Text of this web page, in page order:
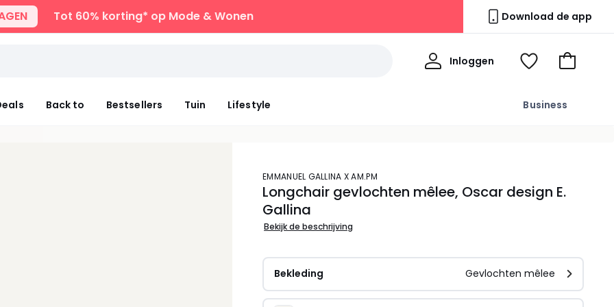
Tot 60% korting* op Mode & Wonen Download de app
Back to Bestsellers Tuin Lifestyle Business
Inloggen
Mijn
Kijk
Naar
EMMANUEL GALLINA X AM.PM
Longchair gevlochten mêlee, Oscar design E.
Gallina
Bekijk de beschrijving
Bekleding Gevlochten mêlee